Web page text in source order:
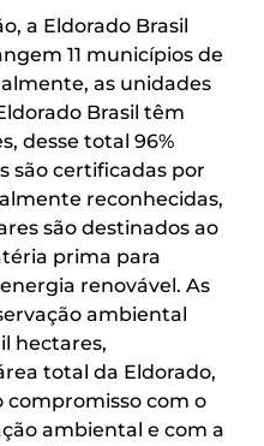
a Eldorado Brasil
11 municípios de
as unidades
Brasil têm
desse total 96%
são certificadas por
reconhecidas,
são destinados ao
prima para
renovável. As
ambiental
hectares,
total da Eldorado,
compromisso com o
ambiental e com a